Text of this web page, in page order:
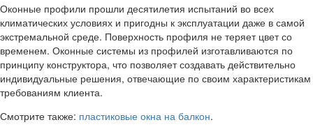
Оконные профили прошли десятилетия испытаний во всех
климатических условиях и пригодны к эксплуатации даже в самой
экстремальной среде. Поверхность профиля не теряет цвет со
временем. Оконные системы из профилей изготавливаются по
принципу конструктора, что позволяет создавать действительно
индивидуальные решения, отвечающие по своим характеристикам
требованиям клиента.
Смотрите также: пластиковые окна на балкон.